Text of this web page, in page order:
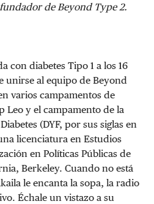
de Beyond Type 2.
con diabetes Tipo 1 a los 16
unirse al equipo de Beyond
varios campamentos de
Leo y el campamento de la
(DYF, por sus siglas en
licenciatura en Estudios
en Políticas Públicas de
Berkeley. Cuando no está
le encanta la sopa, la radio
Échale un vistazo a su